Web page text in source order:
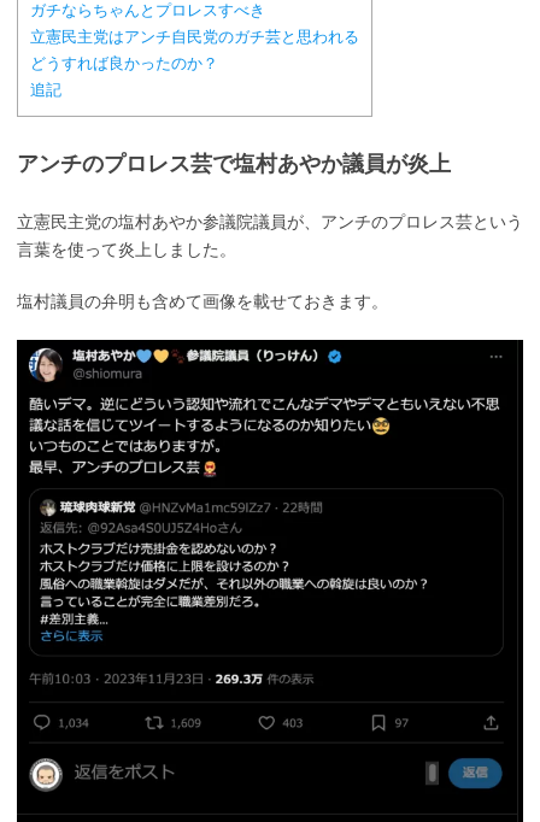
ガチならちゃんとプロレスすべき
立憲民主党はアンチ自民党のガチ芸と思われる
どうすれば良かったのか？
追記
アンチのプロレス芸で塩村あやか議員が炎上
立憲民主党の塩村あやか参議院議員が、アンチのプロレス芸という
言葉を使って炎上しました。
塩村議員の弁明も含めて画像を載せておきます。